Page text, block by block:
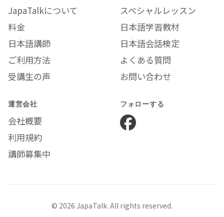
Phrases for
in Japan 日本語
を母国語としな
ための会話集
JapaTalkについて
料金
日本語講師
ご利用方法
受講生の声
スペシャルレッスン
日本語学習教材
日本語会話検定
よくある質問
お問い合わせ
運営会社
会社概要
利用規約
講師募集中
フォローする
© 2026 JapaTalk. All rights reserved.